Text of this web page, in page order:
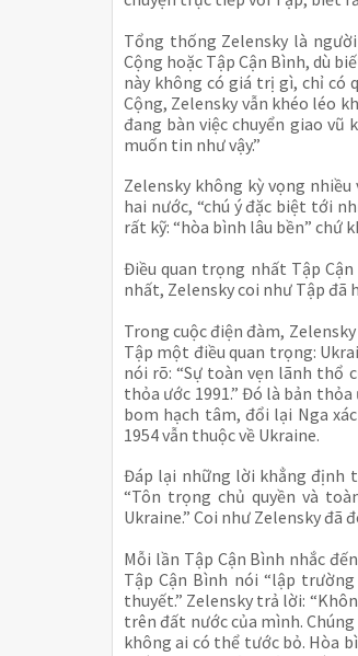
Tổng thống Zelensky là
Cộng hoặc Tập Cận Bình, dù
này không có giá trị gì, chỉ có
Cộng, Zelensky vẫn khéo léo
đang bàn việc chuyển giao vũ
muốn tin như vậy.”
Zelensky không kỳ vọng
hai nước, “chú ý đặc biệt tới
rất kỹ: “hòa bình lâu bền” chứ
Điều quan trọng nhất Tập Cận
nhất, Zelensky coi như Tập đã
Trong cuộc điện đàm,
Tập một điều quan trọng:
nói rõ: “Sự toàn vẹn lãnh thổ
thỏa ước 1991.” Đó là bản
bom hạch tâm, đổi lại Nga
1954 vẫn thuộc về Ukraine.
Đáp lại những lời khẳng định
“Tôn trọng chủ quyền và
Ukraine.” Coi như Zelensky
Mỗi lần Tập Cận Bình nhắc
Tập Cận Bình nói “lập
thuyết.” Zelensky trả lời:
trên đất nước của mình.
không ai có thể tước bỏ. Hòa